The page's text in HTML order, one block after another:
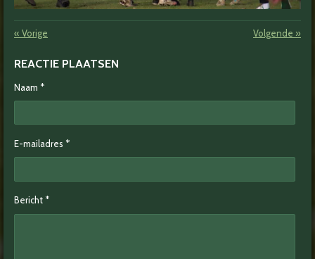
« Vorige Volgende »
REACTIE PLAATSEN
Naam *
E-mailadres *
Bericht *